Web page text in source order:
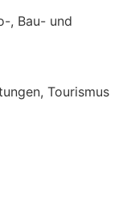
, Bau- und
Tourismus